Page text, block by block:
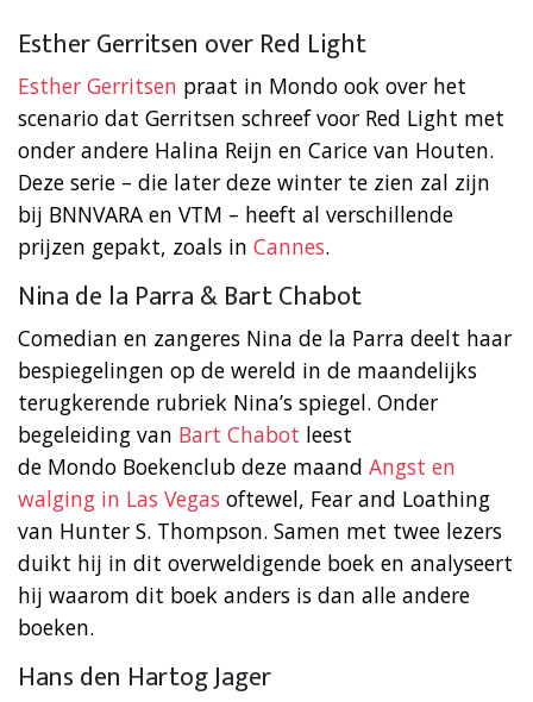
Esther Gerritsen over Red Light
Esther Gerritsen praat in Mondo ook over het
scenario dat Gerritsen schreef voor Red Light met
onder andere Halina Reijn en Carice van Houten.
Deze serie – die later deze winter te zien zal zijn
bij BNNVARA en VTM – heeft al verschillende
prijzen gepakt, zoals in Cannes.
Nina de la Parra & Bart Chabot
Comedian en zangeres Nina de la Parra deelt haar
bespiegelingen op de wereld in de maandelijks
terugkerende rubriek Nina’s spiegel. Onder
begeleiding van Bart Chabot leest
de Mondo Boekenclub deze maand Angst en
walging in Las Vegas oftewel, Fear and Loathing
van Hunter S. Thompson. Samen met twee lezers
duikt hij in dit overweldigende boek en analyseert
hij waarom dit boek anders is dan alle andere
boeken.
Hans den Hartog Jager